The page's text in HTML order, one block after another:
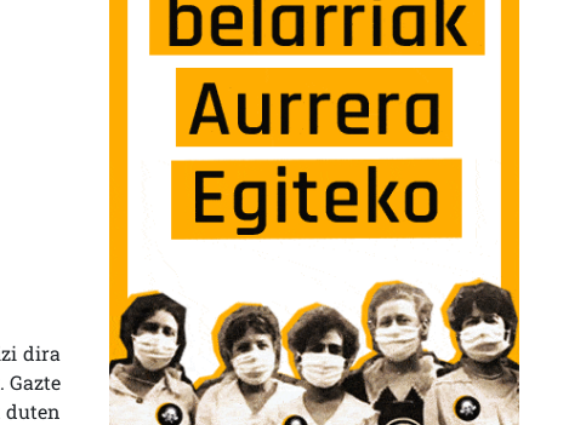
dira
duten